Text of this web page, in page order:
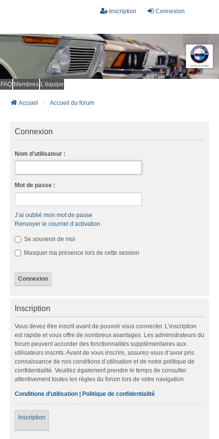
Connexion
Inscription
FAQ Membres L’équipe
Accueil Accueil du forum
Connexion
Nom d’utilisateur :
Mot de passe :
J’ai oublié mon mot de passe
Renvoyer le courriel d’activation
Se souvenir de moi
Masquer ma présence lors de cette session
Inscription
Vous devez être inscrit avant de pouvoir vous connecter. L’inscription
est rapide et vous offre de nombreux avantages. Les administrateurs du
forum peuvent accorder des fonctionnalités supplémentaires aux
utilisateurs inscrits. Avant de vous inscrire, assurez-vous d’avoir pris
connaissance de nos conditions d’utilisation et de notre politique de
confidentialité. Veuillez également prendre le temps de consulter
attentivement toutes les règles du forum lors de votre navigation.
Conditions d’utilisation | Politique de confidentialité
Inscription